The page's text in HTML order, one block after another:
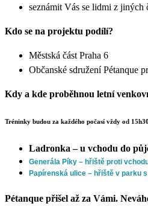
seznámit Vás se lidmi z jiných
Kdo se na projektu podílí?
Městská část Praha 6
Občanské sdružení Pétanque
Kdy a kde proběhnou letní
Tréninky budou za každého počasí vždy od
Ladronka – u vchodu do
Generála Píky – hřiště proti
Papírenská ulice – hřiště v parku
Pétanque přišel až za Vámi.